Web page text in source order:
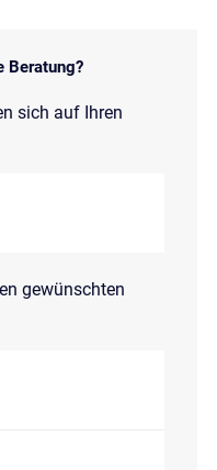
Beratung?
sich auf Ihren
gewünschten